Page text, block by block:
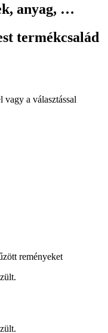
anyag, …
termékcsalád
vagy a választással
reményeket